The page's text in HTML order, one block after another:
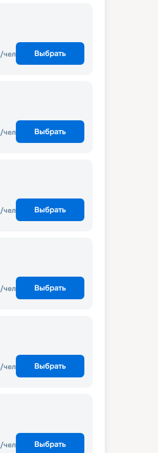
/чел Выбрать
/чел Выбрать
/чел Выбрать
/чел Выбрать
/чел Выбрать
/чел Выбрать